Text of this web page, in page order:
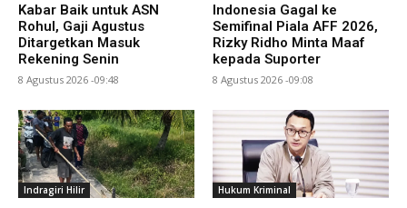
Kabar Baik untuk ASN
Rohul, Gaji Agustus
Ditargetkan Masuk
Rekening Senin
8 Agustus 2026 -09:48
Indonesia Gagal ke
Semifinal Piala AFF 2026,
Rizky Ridho Minta Maaf
kepada Suporter
8 Agustus 2026 -09:08
Indragiri Hilir Hukum Kriminal